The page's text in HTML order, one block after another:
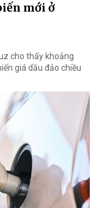
mới ở
cho thấy khoảng
giá dầu đảo chiều